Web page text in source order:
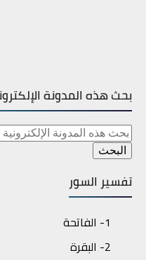
بحث هذه المدونة
تفسير السور
1- الفاتحة
2- البقرة